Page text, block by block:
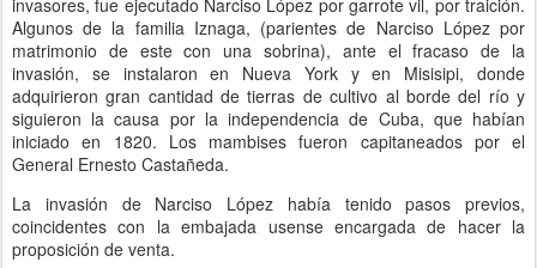
invasores, fue ejecutado Narciso López por garrote vil, por traición.
Algunos de la familia Iznaga, (parientes de Narciso López por
matrimonio de este con una sobrina), ante el fracaso de la
invasión, se instalaron en Nueva York y en Misisipi, donde
adquirieron gran cantidad de tierras de cultivo al borde del río y
siguieron la causa por la independencia de Cuba, que habían
iniciado en 1820. Los mambises fueron capitaneados por el
General Ernesto Castañeda.
La invasión de Narciso López había tenido pasos previos,
coincidentes con la embajada usense encargada de hacer la
proposición de venta.